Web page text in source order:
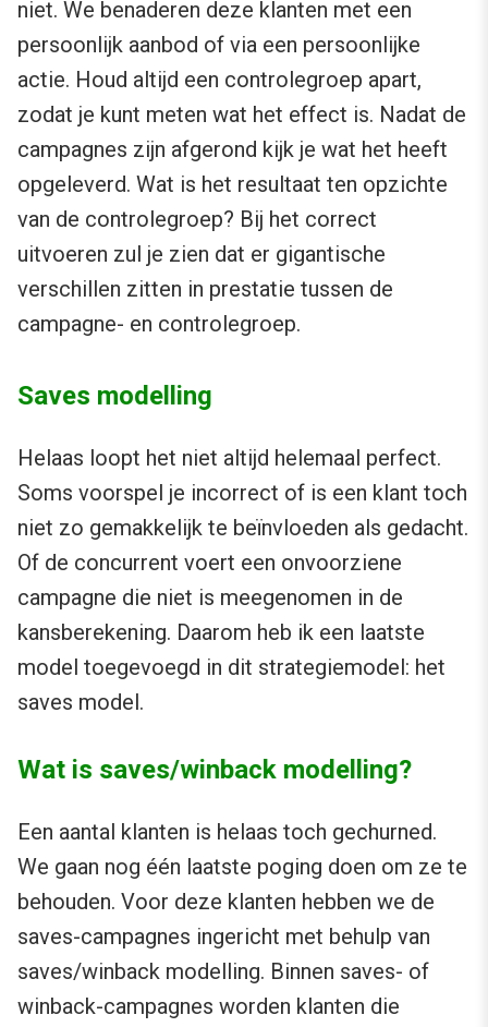
niet. We benaderen deze klanten met een
persoonlijk aanbod of via een persoonlijke
actie. Houd altijd een controlegroep apart,
zodat je kunt meten wat het effect is. Nadat de
campagnes zijn afgerond kijk je wat het heeft
opgeleverd. Wat is het resultaat ten opzichte
van de controlegroep? Bij het correct
uitvoeren zul je zien dat er gigantische
verschillen zitten in prestatie tussen de
campagne- en controlegroep.
Saves modelling
Helaas loopt het niet altijd helemaal perfect.
Soms voorspel je incorrect of is een klant toch
niet zo gemakkelijk te beïnvloeden als gedacht.
Of de concurrent voert een onvoorziene
campagne die niet is meegenomen in de
kansberekening. Daarom heb ik een laatste
model toegevoegd in dit strategiemodel: het
saves model.
Wat is saves/winback modelling?
Een aantal klanten is helaas toch gechurned.
We gaan nog één laatste poging doen om ze te
behouden. Voor deze klanten hebben we de
saves-campagnes ingericht met behulp van
saves/winback modelling. Binnen saves- of
winback-campagnes worden klanten die